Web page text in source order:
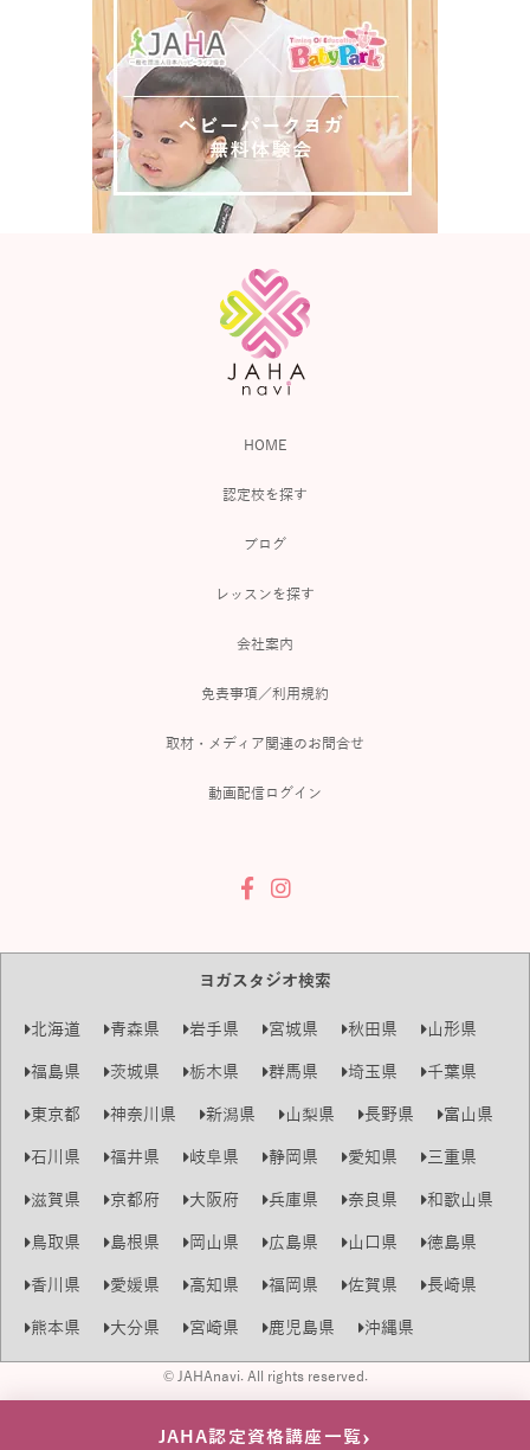
HOME
認定校を探す
ブログ
レッスンを探す
会社案内
免責事項／利用規約
取材・メディア関連のお問合せ
動画配信ログイン
ヨガスタジオ検索
北海道 青森県 岩手県 宮城県 秋田県
山形県
福島県
茨城県 栃木県 群馬県 埼玉県
千葉県
東京都
神奈川県 新潟県 山梨県 長野県
富山県
石川県
福井県 岐阜県 静岡県 愛知県
三重県
滋賀県
京都府 大阪府 兵庫県 奈良県
和歌山県
鳥取県
島根県 岡山県 広島県 山口県
徳島県
香川県
愛媛県 高知県 福岡県 佐賀県
長崎県
熊本県
大分県 宮崎県 鹿児島県 沖縄県
© JAHAnavi. All rights reserved.
JAHA認定資格講座一覧›